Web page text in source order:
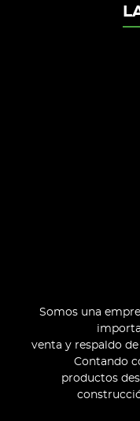
Somos una
venta y respaldo
Contando
productos